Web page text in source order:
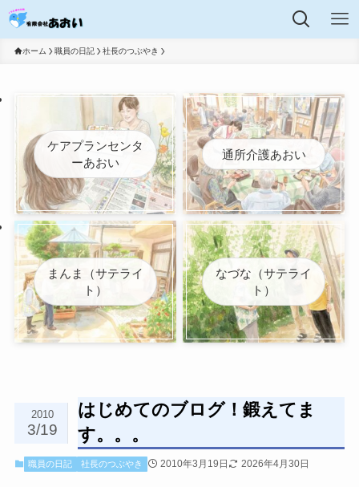
ホーム 職員の日記 社長のつぶやき
ケアプランセンタ
ーあおい
通所介護あおい
まんま（サテライ
ト）
なづな（サテライ
ト）
はじめてのブログ！鍛えてま
す。。。
2010
3/19
職員の日記 社長のつぶやき 2010年3月19日 2026年4月30日